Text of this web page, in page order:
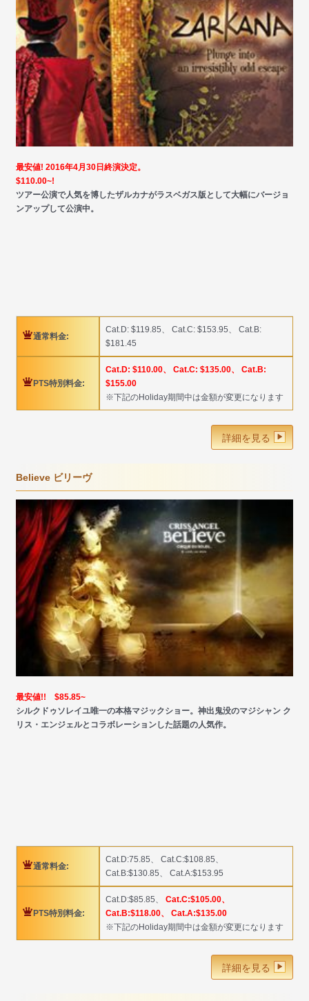
最安値! 2016年4月30日終演決定。
$110.00~!
ツアー公演で人気を博したザルカナがラスベガス版として大幅にバージョ
ンアップして公演中。
通常料金:
Cat.D: $119.85、 Cat.C: $153.95、 Cat.B:
$181.45
PTS特別料金:
Cat.D: $110.00、 Cat.C: $135.00、 Cat.B:
$155.00
※下記のHoliday期間中は金額が変更になります
詳細を見る
Believe ビリーヴ
最安値!! $85.85~
シルクドゥソレイユ唯一の本格マジックショー。神出鬼没のマジシャン ク
リス・エンジェルとコラボレーションした話題の人気作。
通常料金:
Cat.D:75.85、 Cat.C:$108.85、
Cat.B:$130.85、 Cat.A:$153.95
PTS特別料金:
Cat.D:$85.85、 Cat.C:$105.00、
Cat.B:$118.00、 Cat.A:$135.00
※下記のHoliday期間中は金額が変更になります
詳細を見る